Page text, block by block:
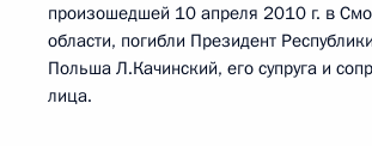
произошедшей 10 апреля 2010 г. в
области, погибли Президент Республики
Польша Л.Качинский, его супруга и
лица.